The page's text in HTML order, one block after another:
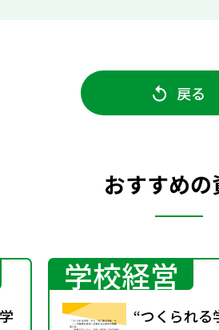
戻る
おすすめの
学校経営
“つくられる